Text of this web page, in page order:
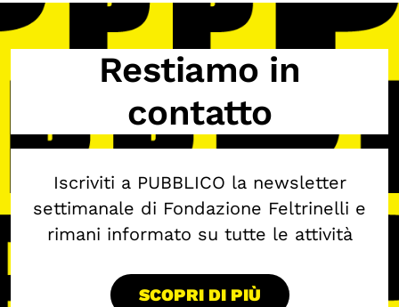
Restiamo in
contatto
Iscriviti a PUBBLICO la newsletter
settimanale di Fondazione Feltrinelli e
rimani informato su tutte le attività
SCOPRI DI PIÙ